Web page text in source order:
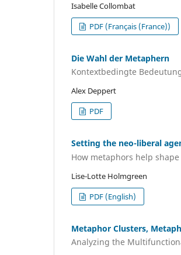
Isabelle Collombat
PDF (Français (France))
Die Wahl der Metaphern
Kontextbedingte
Alex Deppert
PDF
Setting the neo-liberal
How metaphors help
Lise-Lotte Holmgreen
PDF (English)
Metaphor Clusters,
Analyzing the